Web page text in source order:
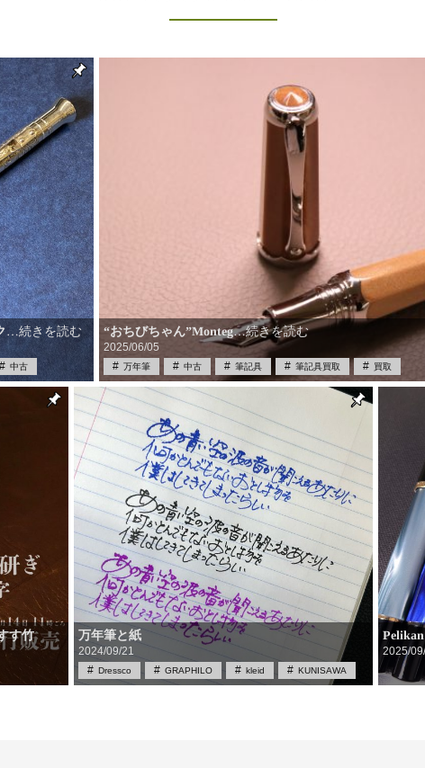
…続きを読む
中古
学
“おちびちゃん”Monteg…続きを読む
2025/06/05
万年筆 中古 筆記具 筆記具買取 買取
す竹 万年筆と紙
2024/09/21
Dressco GRAPHILO kleid KUNISAWA
2025/